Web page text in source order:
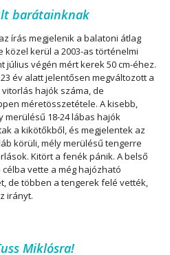
barátainknak
írás megjelenik a balatoni átlag
közel kerül a 2003-as történelmi
július végén mért kerek 50 cm-éhez.
év alatt jelentősen megváltozott a
hajók száma, de
méretösszetétele. A kisebb,
merülésű 18-24 lábas hajók
a kikötőkből, és megjelentek az
körüli, mély merülésű tengerre
Kitört a fenék pánik. A belső
célba vette a még hajózható
de többen a tengerek felé vették,
irányt.
Miklósra!